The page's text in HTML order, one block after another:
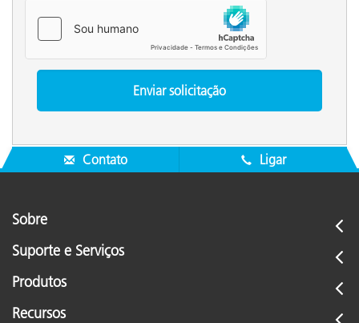
Contato Ligar
Sobre
Suporte e Serviços
Produtos
Recursos